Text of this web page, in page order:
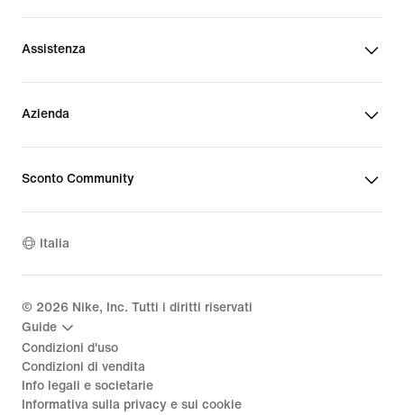
Assistenza
Azienda
Sconto Community
Italia
© 2026 Nike, Inc. Tutti i diritti riservati
Guide
Condizioni d'uso
Condizioni di vendita
Info legali e societarie
Informativa sulla privacy e sui cookie